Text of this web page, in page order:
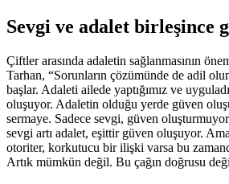
Sevgi ve adalet birleşince
Çiftler arasında adaletin sağlanmasının
Tarhan, “Sorunların çözümünde de adil
başlar. Adaleti ailede yaptığımız ve
oluşuyor. Adaletin olduğu yerde güven
sermaye. Sadece sevgi, güven
sevgi artı adalet, eşittir güven oluşuyor.
otoriter, korkutucu bir ilişki varsa bu
Artık mümkün değil. Bu çağın doğrusu